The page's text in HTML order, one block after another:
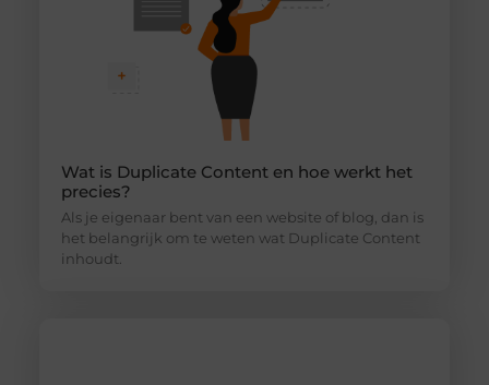
Wat is Duplicate Content en hoe werkt het
precies?
Als je eigenaar bent van een website of blog, dan is
het belangrijk om te weten wat Duplicate Content
inhoudt.